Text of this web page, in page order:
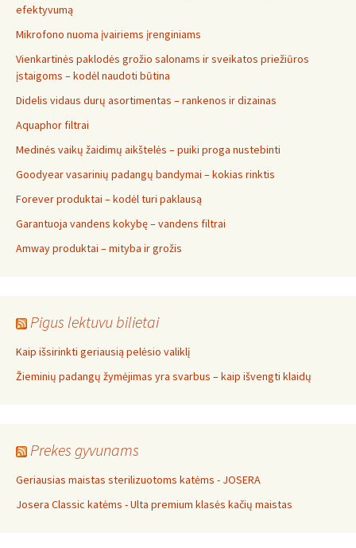
efektyvumą
Mikrofono nuoma įvairiems įrenginiams
Vienkartinės paklodės grožio salonams ir sveikatos priežiūros
įstaigoms – kodėl naudoti būtina
Didelis vidaus durų asortimentas – rankenos ir dizainas
Aquaphor filtrai
Medinės vaikų žaidimų aikštelės – puiki proga nustebinti
Goodyear vasarinių padangų bandymai – kokias rinktis
Forever produktai – kodėl turi paklausą
Garantuoja vandens kokybę – vandens filtrai
Amway produktai – mityba ir grožis
Pigus lektuvu bilietai
Kaip išsirinkti geriausią pelėsio valiklį
Žieminių padangų žymėjimas yra svarbus – kaip išvengti klaidų
Prekes gyvunams
Geriausias maistas sterilizuotoms katėms - JOSERA
Josera Classic katėms - Ulta premium klasės kačių maistas